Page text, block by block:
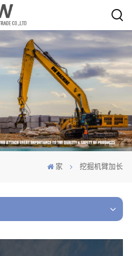
家 挖掘机臂加长